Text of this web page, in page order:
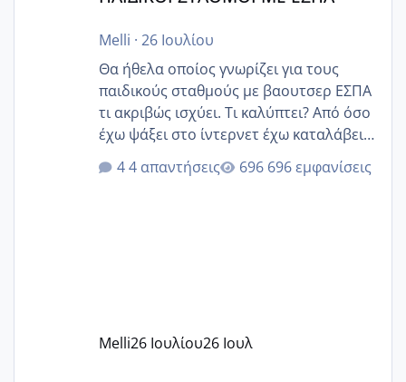
Melli · 26 Ιουλίου
Θα ήθελα οποίος γνωρίζει για τους
παιδικούς σταθμούς με βαουτσερ ΕΣΠΑ
τι ακριβώς ισχύει. Τι καλύπτει? Από όσο
έχω ψάξει στο ίντερνετ έχω καταλάβει
ότι το βαουτσερ καλύπτει όλα τα
δίδακτρα και τα τροφεια του ιδιωτικού
Εγώ πήγα σε έναν ιδιωτικό παιδικό στ
4 απαντήσεις 696 εμφανίσεις
Melli26 Ιουλίου26 Ιουλ